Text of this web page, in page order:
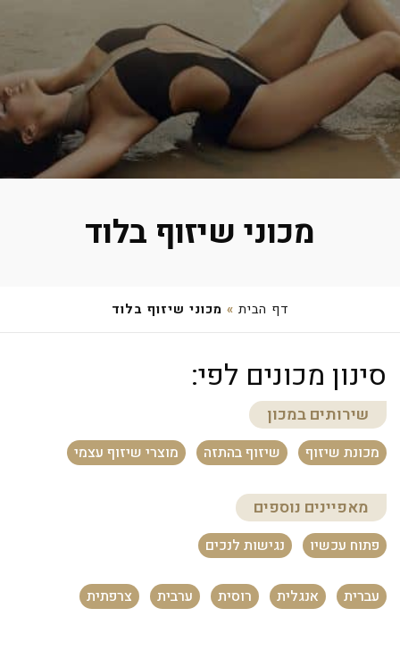
מכוני שיזוף בלוד
דף הבית » מכוני שיזוף בלוד
סינון מכונים לפי:
שירותים במכון
מכונת שיזוף שיזוף בהתזה מוצרי שיזוף עצמי
מאפיינים נוספים
פתוח עכשיו נגישות לנכים
עברית אנגלית רוסית ערבית צרפתית
נתן שוורץ 10, לוד
אתי תורגמן נייל סטודיו
הציונות 1 (קניון לוד), לוד
נילי תורגמן
המצביאים 10, לוד
סוד היופי שלי רותי
הפרחים 2, לוד
סיון גדעדוב
התאנה 366, מושב אחיעזר